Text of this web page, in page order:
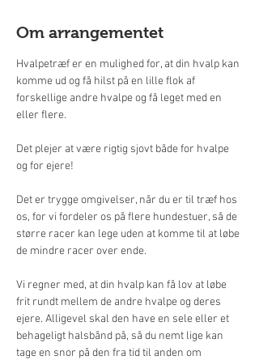
Om arrangementet
Hvalpetræf er en mulighed for, at din hvalp kan
komme ud og få hilst på en lille flok af
forskellige andre hvalpe og få leget med en
eller flere.
Det plejer at være rigtig sjovt både for hvalpe
og for ejere!
Det er trygge omgivelser, når du er til træf hos
os, for vi fordeler os på flere hundestuer, så de
større racer kan lege uden at komme til at løbe
de mindre racer over ende.
Vi regner med, at din hvalp kan få lov at løbe
frit rundt mellem de andre hvalpe og deres
ejere. Alligevel skal den have en sele eller et
behageligt halsbånd på, så du nemt lige kan
tage en snor på den fra tid til anden om